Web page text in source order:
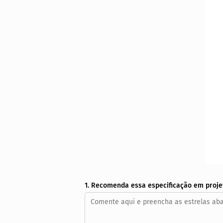
1. Recomenda essa especificação em